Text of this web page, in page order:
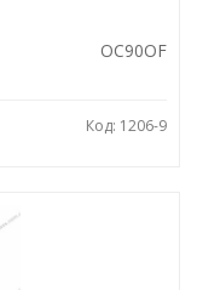
OC90OF
Код: 1206-9